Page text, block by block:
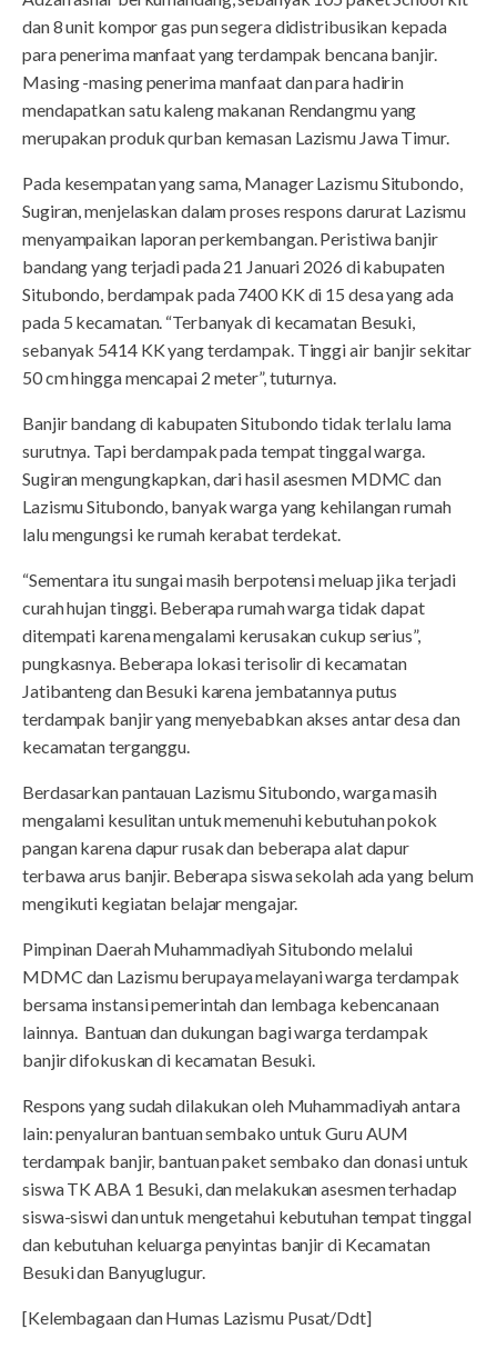
dan 8 unit kompor gas pun segera didistribusikan kepada
para penerima manfaat yang terdampak bencana banjir.
Masing -masing penerima manfaat dan para hadirin
mendapatkan satu kaleng makanan Rendangmu yang
merupakan produk qurban kemasan Lazismu Jawa Timur.
Pada kesempatan yang sama, Manager Lazismu Situbondo,
Sugiran, menjelaskan dalam proses respons darurat Lazismu
menyampaikan laporan perkembangan. Peristiwa banjir
bandang yang terjadi pada 21 Januari 2026 di kabupaten
Situbondo, berdampak pada 7400 KK di 15 desa yang ada
pada 5 kecamatan. “Terbanyak di kecamatan Besuki,
sebanyak 5414 KK yang terdampak. Tinggi air banjir sekitar
50 cm hingga mencapai 2 meter”, tuturnya.
Banjir bandang di kabupaten Situbondo tidak terlalu lama
surutnya. Tapi berdampak pada tempat tinggal warga.
Sugiran mengungkapkan, dari hasil asesmen MDMC dan
Lazismu Situbondo, banyak warga yang kehilangan rumah
lalu mengungsi ke rumah kerabat terdekat.
“Sementara itu sungai masih berpotensi meluap jika terjadi
curah hujan tinggi. Beberapa rumah warga tidak dapat
ditempati karena mengalami kerusakan cukup serius”,
pungkasnya. Beberapa lokasi terisolir di kecamatan
Jatibanteng dan Besuki karena jembatannya putus
terdampak banjir yang menyebabkan akses antar desa dan
kecamatan terganggu.
Berdasarkan pantauan Lazismu Situbondo, warga masih
mengalami kesulitan untuk memenuhi kebutuhan pokok
pangan karena dapur rusak dan beberapa alat dapur
terbawa arus banjir. Beberapa siswa sekolah ada yang belum
mengikuti kegiatan belajar mengajar.
Pimpinan Daerah Muhammadiyah Situbondo melalui
MDMC dan Lazismu berupaya melayani warga terdampak
bersama instansi pemerintah dan lembaga kebencanaan
lainnya. Bantuan dan dukungan bagi warga terdampak
banjir difokuskan di kecamatan Besuki.
Respons yang sudah dilakukan oleh Muhammadiyah antara
lain: penyaluran bantuan sembako untuk Guru AUM
terdampak banjir, bantuan paket sembako dan donasi untuk
siswa TK ABA 1 Besuki, dan melakukan asesmen terhadap
siswa-siswi dan untuk mengetahui kebutuhan tempat tinggal
dan kebutuhan keluarga penyintas banjir di Kecamatan
Besuki dan Banyuglugur.
[Kelembagaan dan Humas Lazismu Pusat/Ddt]